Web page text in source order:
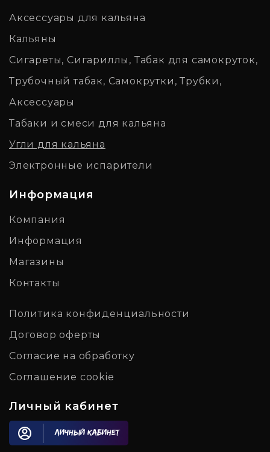
Аксессуары для кальяна
Кальяны
Сигареты, Сигариллы, Табак для самокруток,
Трубочный табак, Самокрутки, Трубки,
Аксессуары
Табаки и смеси для кальяна
Угли для кальяна
Электронные испарители
Информация
Компания
Информация
Магазины
Контакты
Политика конфиденциальности
Договор оферты
Согласие на обработку
Соглашение cookie
Личный кабинет
Личный кабинет